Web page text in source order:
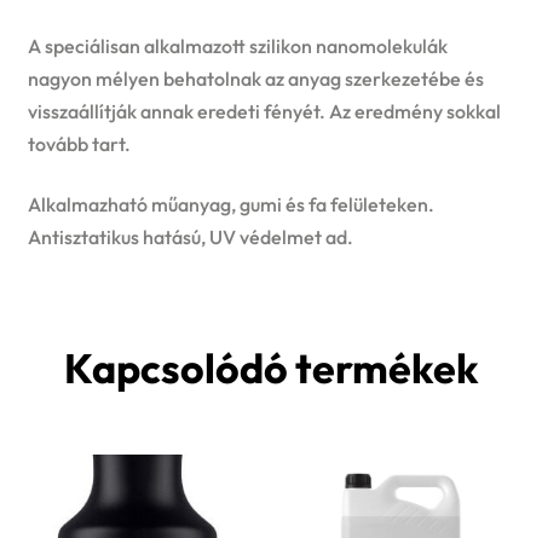
A speciálisan alkalmazott szilikon nanomolekulák
nagyon mélyen behatolnak az anyag szerkezetébe és
visszaállítják annak eredeti fényét. Az eredmény sokkal
tovább tart.
Alkalmazható műanyag, gumi és fa felületeken.
Antisztatikus hatású, UV védelmet ad.
Kapcsolódó termékek